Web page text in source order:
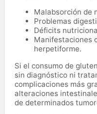
Malabsorción de
Problemas
Déficits
Manifestaciones
herpetiforme.
Si el consumo de
sin diagnóstico ni
complicaciones más
alteraciones
de determinados